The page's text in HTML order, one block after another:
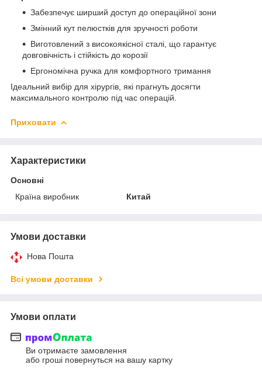
Забезпечує ширший доступ до операційної зони
Змінний кут пелюстків для зручності роботи
Виготовлений з високоякісної сталі, що гарантує
довговічність і стійкість до корозії
Ергономічна ручка для комфортного тримання
Ідеальний вибір для хірургів, які прагнуть досягти
максимального контролю під час операцій.
Приховати
Характеристики
Основні
Країна виробник
Китай
Умови доставки
Нова Пошта
Всі умови доставки
Умови оплати
Ви отримаєте замовлення
або гроші повернуться на вашу картку